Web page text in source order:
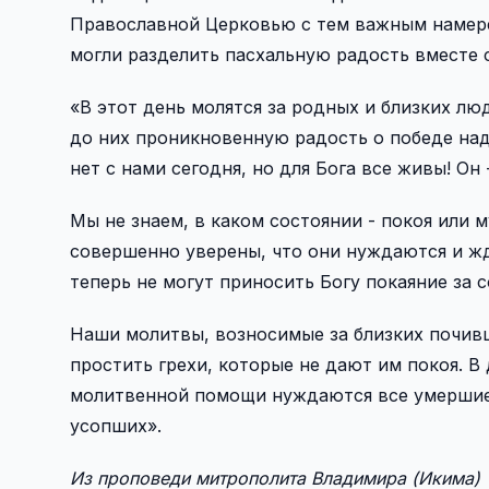
Православной Церковью с тем важным
могли разделить пасхальную радость
«В этот день молятся за родных и близких
до них проникновенную радость о победе
нет с нами сегодня, но для Бога все живы!
Мы не знаем, в каком состоянии - покоя или
совершенно уверены, что они нуждаются и
теперь не могут приносить Богу покаяние
Наши молитвы, возносимые за близких
простить грехи, которые не дают им покоя.
молитвенной помощи нуждаются все
усопших».
Из проповеди митрополита Владимира (Икима)